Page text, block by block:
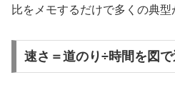
比をメモするだけで多くの典型
速さ＝道のり÷時間を図